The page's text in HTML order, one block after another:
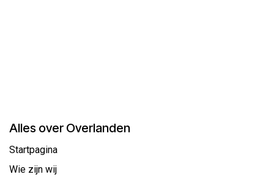
Alles over Overlanden
Startpagina
Wie zijn wij